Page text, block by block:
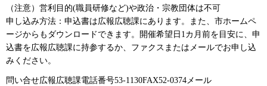
（注意）営利目的(職員研修など)や政治・宗教団体は不可
申し込み方法：申込書は広報広聴課にあります。また、市ホームペ
ージからもダウンロードできます。開催希望日1カ月前を目安に、申
込書を広報広聴課に持参するか、ファクスまたはメールでお申し込
みください。
問い合せ広報広聴課電話番号53-1130FAX52-0374メール